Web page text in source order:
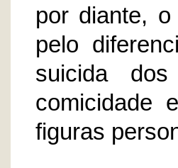
por diante,
pelo
suicida
comicidade
figuras